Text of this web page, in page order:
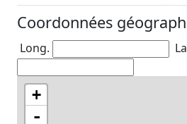
Coordonnées
Long.
+
-